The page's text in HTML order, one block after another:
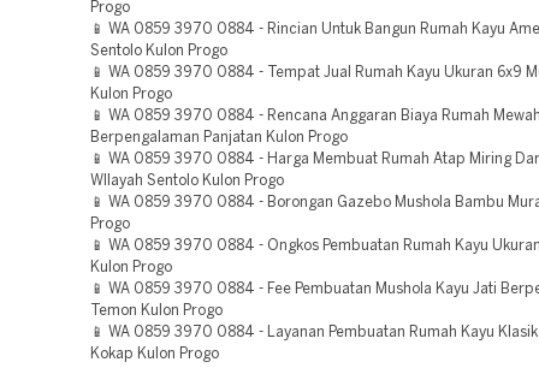
Progo
📱 WA 0859 3970 0884 - Rincian Untuk Bangun Rumah Kayu
Sentolo Kulon Progo
📱 WA 0859 3970 0884 - Tempat Jual Rumah Kayu Ukuran 6x9
Kulon Progo
📱 WA 0859 3970 0884 - Rencana Anggaran Biaya Rumah
Berpengalaman Panjatan Kulon Progo
📱 WA 0859 3970 0884 - Harga Membuat Rumah Atap Miring
WIlayah Sentolo Kulon Progo
📱 WA 0859 3970 0884 - Borongan Gazebo Mushola Bambu
Progo
📱 WA 0859 3970 0884 - Ongkos Pembuatan Rumah Kayu
Kulon Progo
📱 WA 0859 3970 0884 - Fee Pembuatan Mushola Kayu Jati
Temon Kulon Progo
📱 WA 0859 3970 0884 - Layanan Pembuatan Rumah Kayu
Kokap Kulon Progo